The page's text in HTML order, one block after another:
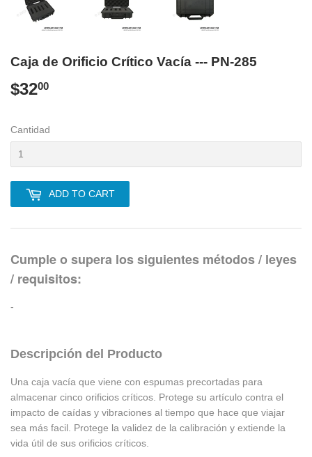
Caja de Orificio Crítico Vacía --- PN-285
$3200
Cantidad
ADD TO CART
Cumple o supera los siguientes métodos / leyes
/ requisitos:
-
Descripción del Producto
Una caja vacía que viene con espumas precortadas para
almacenar cinco orificios críticos. Protege su artículo contra el
impacto de caídas y vibraciones al tiempo que hace que viajar
sea más facil. Protege la validez de la calibración y extiende la
vida útil de sus orificios críticos.